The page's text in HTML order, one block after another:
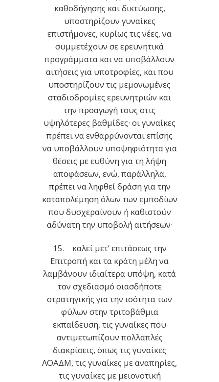
καθοδήγησης και δικτύωσης,
υποστηρίζουν γυναίκες
επιστήμονες, κυρίως τις νέες, να
συμμετέχουν σε ερευνητικά
προγράμματα και να υποβάλλουν
αιτήσεις για υποτροφίες, και που
υποστηρίζουν τις μεμονωμένες
σταδιοδρομίες ερευνητριών και
την προαγωγή τους στις
υψηλότερες βαθμίδες· οι γυναίκες
πρέπει να ενθαρρύνονται επίσης
να υποβάλλουν υποψηφιότητα για
θέσεις με ευθύνη για τη λήψη
αποφάσεων, ενώ, παράλληλα,
πρέπει να ληφθεί δράση για την
καταπολέμηση όλων των εμποδίων
που δυσχεραίνουν ή καθιστούν
αδύνατη την υποβολή αιτήσεων·
15. καλεί μετ’ επιτάσεως την
Επιτροπή και τα κράτη μέλη να
λαμβάνουν ιδιαίτερα υπόψη, κατά
τον σχεδιασμό οιασδήποτε
στρατηγικής για την ισότητα των
φύλων στην τριτοβάθμια
εκπαίδευση, τις γυναίκες που
αντιμετωπίζουν πολλαπλές
διακρίσεις, όπως τις γυναίκες
ΛΟΑΔΜ, τις γυναίκες με αναπηρίες,
τις γυναίκες με μειονοτική